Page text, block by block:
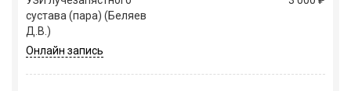
сустава (пара) (Беляев
Д.В.)
Онлайн запись